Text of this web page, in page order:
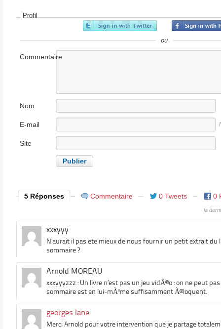
Profil
ou
Commentaire
Nom
E-mail
Site
5 Réponses Commentaire 0 Tweets 0
la
xxxyyy
N’aurait il pas ete mieux de nous fournir un petit extrait
sommaire ?
Arnold MOREAU
xxxyyyzzz : Un livre n’est pas un jeu vidÃ©o : on ne peut
sommaire est en lui-mÃªme suffisamment Ã©loquent.
georges lane
Merci Arnold pour votre intervention que je partage